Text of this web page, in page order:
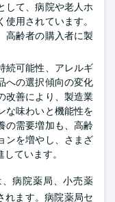
して、病院や老人ホ
用されています。
高齢者の購入者に製
続可能性、アレルギ
への選択傾向の変化
改善により、製造業
な味わいと機能性を
の需要増加も、高齢
ンを増やし、さまざ
ています。
病院薬局、小売薬
れます。病院薬局セ